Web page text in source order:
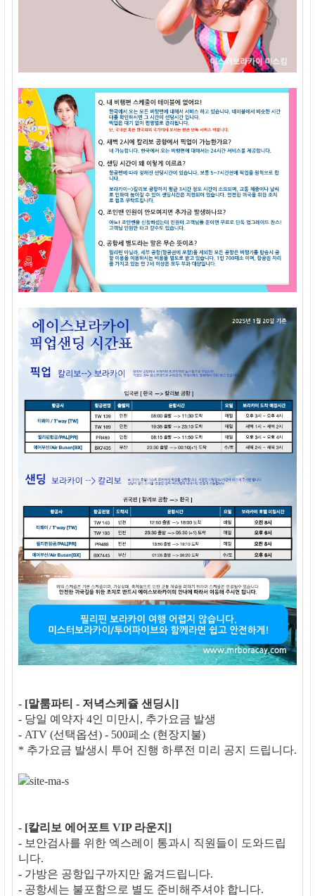
- [말룸파티 - 저녁스케쥴 샌딩시]
- 당일 예약자 4인 미만시, 추가요금 발생
- ATV (선택옵션) - 500페소 (현장지불)
* 추가요금 발생시 투어 진행 하루전 미리 공지 드립니다.
- [칼리보 에어포트 VIP 라운지]
- 보안검사를 위한 엑스레이 통과시 직원들이 도와드립
니다.
- 가방은 공항입구까지만 옮겨드립니다.
- 공항세는 불포함으로 별도 준비해주셔야 합니다.